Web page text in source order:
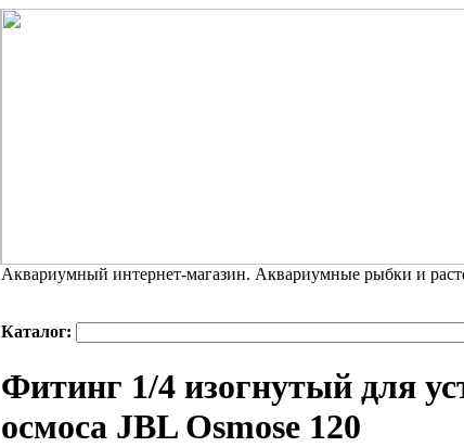
Аквариумный интернет-магазин. Аквариумные рыбки и
Каталог:
Фитинг 1/4 изогнутый для
осмоса JBL Osmose 120